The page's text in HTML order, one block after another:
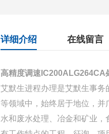
详细介绍 在线留言
高精度调速IC200ALG264CA
艾默生进程办理是艾默生事
等领域中，始终居于地位，并
水和废水处理、冶金和矿业